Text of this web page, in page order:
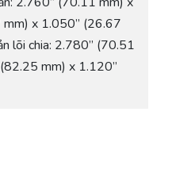
x 1.050” (26.67
lõi chia: 2.780” (70.51
mm) x 1.120”